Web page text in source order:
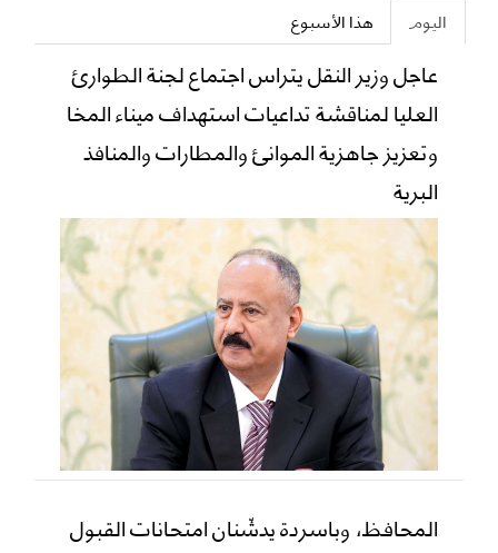
اليوم هذا الأسبوع
عاجل وزير النقل يتراس اجتماع لجنة الطوارئ
العليا لمناقشة تداعيات استهداف ميناء المخا
وتعزيز جاهزية الموانئ والمطارات والمنافذ
البرية
المحافظ، وباسردة يدشّنان امتحانات القبول